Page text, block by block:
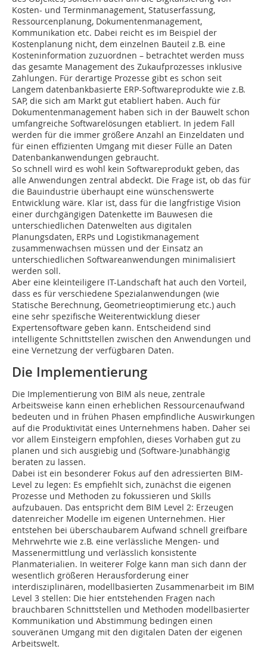
Kosten- und Terminmanagement, Statuserfassung,
Ressourcenplanung, Dokumentenmanagement,
Kommunikation etc. Dabei reicht es im Beispiel der
Kostenplanung nicht, dem einzelnen Bauteil z.B. eine
Kosteninformation zuzuordnen – betrachtet werden muss
das gesamte Management des Zukaufprozesses inklusive
Zahlungen. Für derartige Prozesse gibt es schon seit
Langem datenbankbasierte ERP-Softwareprodukte wie z.B.
SAP, die sich am Markt gut etabliert haben. Auch für
Dokumentenmanagement haben sich in der Bauwelt schon
umfangreiche Softwarelösungen etabliert. In jedem Fall
werden für die immer größere Anzahl an Einzeldaten und
für einen effizienten Umgang mit dieser Fülle an Daten
Datenbankanwendungen gebraucht.
So schnell wird es wohl kein Softwareprodukt geben, das
alle Anwendungen zentral abdeckt. Die Frage ist, ob das für
die Bauindustrie überhaupt eine wünschenswerte
Entwicklung wäre. Klar ist, dass für die langfristige Vision
einer durchgängigen Datenkette im Bauwesen die
unterschiedlichen Datenwelten aus digitalen
Planungsdaten, ERPs und Logistikmanagement
zusammenwachsen müssen und der Einsatz an
unterschiedlichen Softwareanwendungen minimalisiert
werden soll.
Aber eine kleinteiligere IT-Landschaft hat auch den Vorteil,
dass es für verschiedene Spezialanwendungen (wie
Statische Berechnung, Geometrieoptimierung etc.) auch
eine sehr spezifische Weiterentwicklung dieser
Expertensoftware geben kann. Entscheidend sind
intelligente Schnittstellen zwischen den Anwendungen und
eine Vernetzung der verfügbaren Daten.
Die Implementierung
Die Implementierung von BIM als neue, zentrale
Arbeitsweise kann einen erheblichen Ressourcenaufwand
bedeuten und in frühen Phasen empfindliche Auswirkungen
auf die Produktivität eines Unternehmens haben. Daher sei
vor allem Einsteigern empfohlen, dieses Vorhaben gut zu
planen und sich ausgiebig und (Software-)unabhängig
beraten zu lassen.
Dabei ist ein besonderer Fokus auf den adressierten BIM-
Level zu legen: Es empfiehlt sich, zunächst die eigenen
Prozesse und Methoden zu fokussieren und Skills
aufzubauen. Das entspricht dem BIM Level 2: Erzeugen
datenreicher Modelle im eigenen Unternehmen. Hier
entstehen bei überschaubarem Aufwand schnell greifbare
Mehrwehrte wie z.B. eine verlässliche Mengen- und
Massenermittlung und verlässlich konsistente
Planmaterialien. In weiterer Folge kann man sich dann der
wesentlich größeren Herausforderung einer
interdisziplinären, modellbasierten Zusammenarbeit im BIM
Level 3 stellen: Die hier entstehenden Fragen nach
brauchbaren Schnittstellen und Methoden modellbasierter
Kommunikation und Abstimmung bedingen einen
souveränen Umgang mit den digitalen Daten der eigenen
Arbeitswelt.